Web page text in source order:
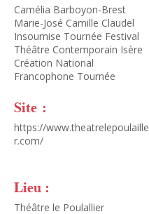
Camélia Barboyon-Brest
Marie-José Camille Claudel
Insoumise Tournée Festival
Théâtre Contemporain Isère
Création National
Francophone Tournée
Site :
https://www.theatrelepoulaille
r.com/
Lieu :
Théâtre le Poulallier